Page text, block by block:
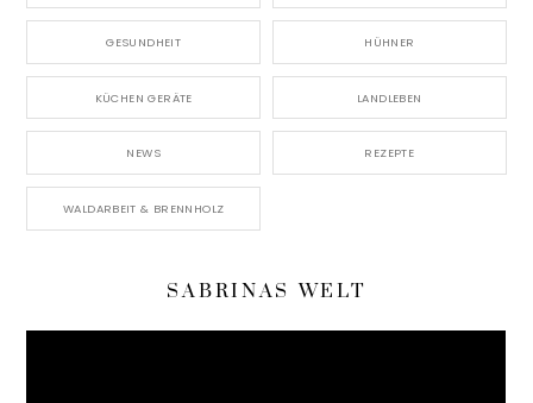
GESUNDHEIT HÜHNER
KÜCHEN GERÄTE LANDLEBEN
NEWS REZEPTE
WALDARBEIT & BRENNHOLZ
SABRINAS WELT